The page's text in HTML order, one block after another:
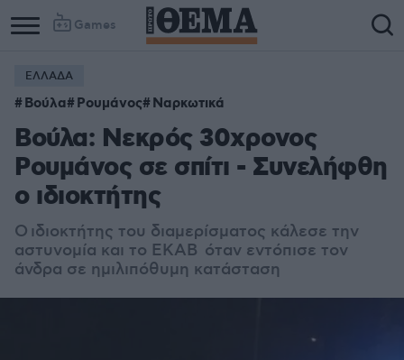
Games
Column
1
Column
2
ΕΛΛΑΔΑ
Βούλα Ρουμάνος Ναρκωτικά
Βούλα: Νεκρός 30χρονος
Ρουμάνος σε σπίτι - Συνελήφθη
ο ιδιοκτήτης
Ο ιδιοκτήτης του διαμερίσματος κάλεσε την
αστυνομία και το ΕΚΑΒ όταν εντόπισε τον
άνδρα σε ημιλιπόθυμη κατάσταση